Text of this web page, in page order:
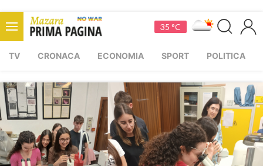
35 °C
TV CRONACA ECONOMIA SPORT POLITICA